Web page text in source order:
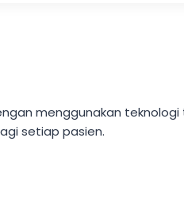
menggunakan
setiap pasien.